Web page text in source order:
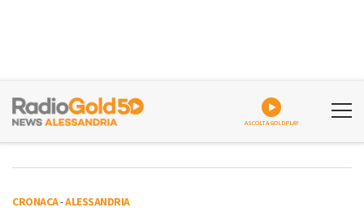
ASCOLTA GOLDPLAY
CRONACA-ALESSANDRIA